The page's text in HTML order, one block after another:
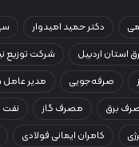
دکتر حمید امیدوار
استان اردبیل
شرکت توزیع
صرفه‌جویی
مدیر عامل
برق مصرف گاز نفت
کامران ایمانی فولادی